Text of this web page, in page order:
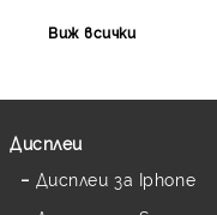
Виж всички
Дисплеи
Дисплеи за Iphone